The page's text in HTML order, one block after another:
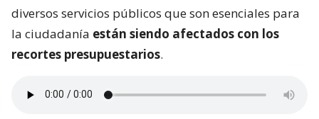
diversos servicios públicos que son esenciales para
la ciudadanía están siendo afectados con los
recortes presupuestarios.